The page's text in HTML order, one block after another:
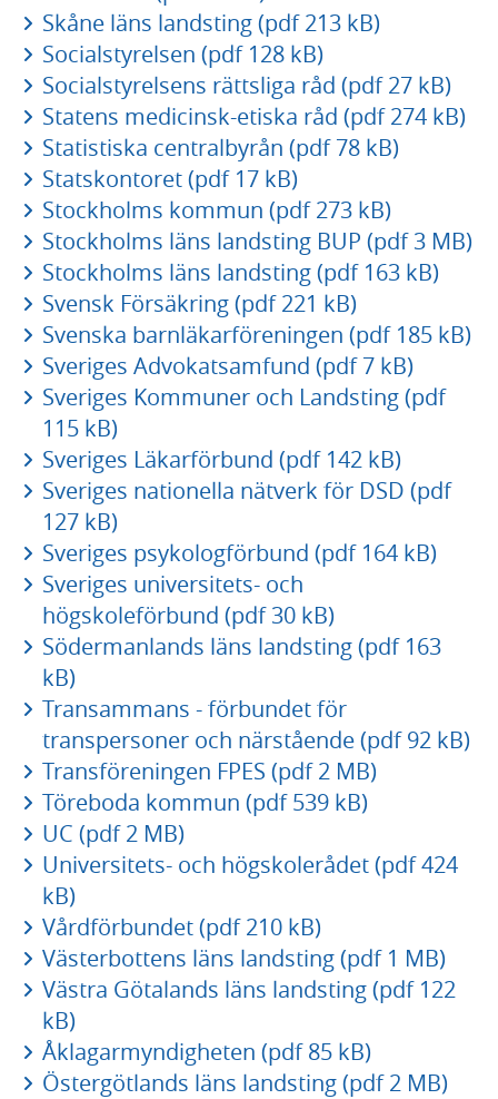
Skåne läns landsting (pdf 213 kB)
Socialstyrelsen (pdf 128 kB)
Socialstyrelsens rättsliga råd (pdf 27 kB)
Statens medicinsk-etiska råd (pdf 274 kB)
Statistiska centralbyrån (pdf 78 kB)
Statskontoret (pdf 17 kB)
Stockholms kommun (pdf 273 kB)
Stockholms läns landsting BUP (pdf 3 MB)
Stockholms läns landsting (pdf 163 kB)
Svensk Försäkring (pdf 221 kB)
Svenska barnläkarföreningen (pdf 185 kB)
Sveriges Advokatsamfund (pdf 7 kB)
Sveriges Kommuner och Landsting (pdf
115 kB)
Sveriges Läkarförbund (pdf 142 kB)
Sveriges nationella nätverk för DSD (pdf
127 kB)
Sveriges psykologförbund (pdf 164 kB)
Sveriges universitets- och
högskoleförbund (pdf 30 kB)
Södermanlands läns landsting (pdf 163
kB)
Transammans - förbundet för
transpersoner och närstående (pdf 92 kB)
Transföreningen FPES (pdf 2 MB)
Töreboda kommun (pdf 539 kB)
UC (pdf 2 MB)
Universitets- och högskolerådet (pdf 424
kB)
Vårdförbundet (pdf 210 kB)
Västerbottens läns landsting (pdf 1 MB)
Västra Götalands läns landsting (pdf 122
kB)
Åklagarmyndigheten (pdf 85 kB)
Östergötlands läns landsting (pdf 2 MB)